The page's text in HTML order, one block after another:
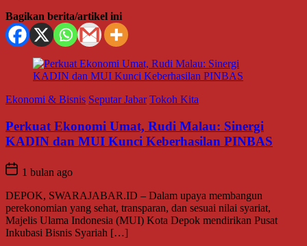
Bagikan berita/artikel ini
Ekonomi & Bisnis Seputar Jabar Tokoh Kita
Perkuat Ekonomi Umat, Rudi Malau: Sinergi
KADIN dan MUI Kunci Keberhasilan PINBAS
1 bulan ago
DEPOK, SWARAJABAR.ID – Dalam upaya membangun
perekonomian yang sehat, transparan, dan sesuai nilai syariat,
Majelis Ulama Indonesia (MUI) Kota Depok mendirikan Pusat
Inkubasi Bisnis Syariah […]